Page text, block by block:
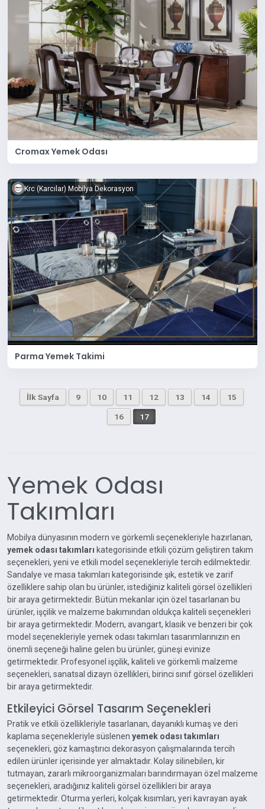
Cromax Yemek Odası
Krc (Karcılar) Mobilya Dekorasyon
Parma Yemek Takimi
İlk Sayfa 9 10 11 12 13 14 15
16 17
Yemek Odası
Takımları
Mobilya dünyasının modern ve görkemli seçenekleriyle hazırlanan,
yemek odası takımları kategorisinde etkili çözüm geliştiren takım
seçenekleri, yeni ve etkili model seçenekleriyle tercih edilmektedir.
Sandalye ve masa takımları kategorisinde şık, estetik ve zarif
özelliklere sahip olan bu ürünler, istediğiniz kaliteli görsel özellikleri
bir araya getirmektedir. Bütün mekanlar için özel tasarlanan bu
ürünler, işçilik ve malzeme bakımından oldukça kaliteli seçenekleri
bir araya getirmektedir. Modern, avangart, klasik ve benzeri bir çok
model seçenekleriyle yemek odası takımları tasarımlarınızın en
önemli seçeneği haline gelen bu ürünler, güneşi evinize
getirmektedir. Profesyonel işçilik, kaliteli ve görkemli malzeme
seçenekleri, sanatsal dizayn özellikleri, birinci sınıf görsel özellikleri
bir araya getirmektedir.
Etkileyici Görsel Tasarım Seçenekleri
Pratik ve etkili özellikleriyle tasarlanan, dayanıklı kumaş ve deri
kaplama seçenekleriyle süslenen yemek odası takımları
seçenekleri, göz kamaştırıcı dekorasyon çalışmalarında tercih
edilen ürünler içerisinde yer almaktadır. Kolay silinebilen, kir
tutmayan, zararlı mikroorganizmaları barındırmayan özel malzeme
seçenekleri, aradığınız kaliteli görsel özellikleri bir araya
getirmektedir. Oturma yerleri, kolçak kısımları, yeri kavrayan ayak